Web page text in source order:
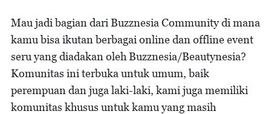
Mau jadi bagian dari Buzznesia Community di mana
kamu bisa ikutan berbagai online dan offline event
seru yang diadakan oleh Buzznesia/Beautynesia?
Komunitas ini terbuka untuk umum, baik
perempuan dan juga laki-laki, kami juga memiliki
komunitas khusus untuk kamu yang masih